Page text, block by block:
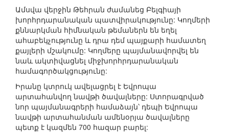
Ամսվա վերջին Թեհրան ժամանեց Բելգիայի
խորհրդարանական պատվիրակությունը: Կողմերի
քննարկման հիմնական թեմաներն են եղել
ահաբեկչությունը և դրա դեմ պայքարի համատեղ
քայլերի մշակումը: Կողմերը պայմանավորվել են
նաև ակտիվացնել միջխորհրդարանական
համագործակցությունը:
Իրանը կտրուկ ավելացրել է Եվրոպա
արտահանվող նավթի ծավալները: Ստորագրված
նոր պայմանագրերի համաձայն՝ դեպի Եվրոպա
նավթի արտահանման ամենօրյա ծավալները
պետք է կազմեն 700 հազար բարել: